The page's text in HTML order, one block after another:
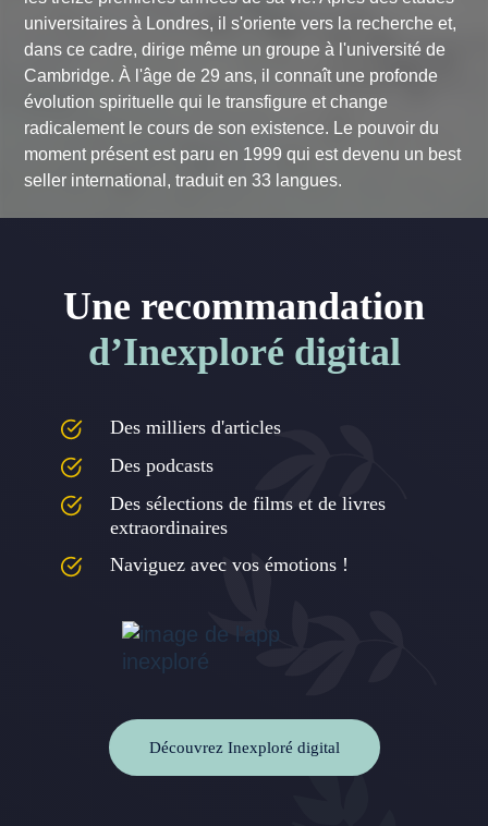
universitaires à Londres, il s'oriente vers la recherche et,
dans ce cadre, dirige même un groupe à l'université de
Cambridge. À l'âge de 29 ans, il connaît une profonde
évolution spirituelle qui le transfigure et change
radicalement le cours de son existence. Le pouvoir du
moment présentest paru en 1999 qui est devenu un best
seller international, traduit en 33 langues.
Une recommandation
d’Inexploré digital
Des milliers d'articles
Des podcasts
Des sélections de films et de livres
extraordinaires
Naviguez avec vos émotions !
Découvrez Inexploré digital